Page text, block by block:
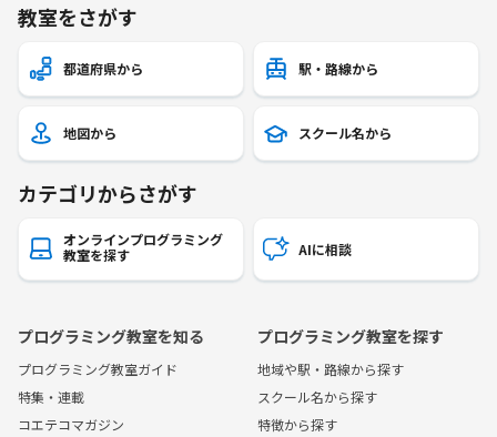
教室をさがす
都道府県から 駅・路線から
地図から スクール名から
カテゴリからさがす
オンラインプログラミング
教室を探す
AIに相談
プログラミング教室を知る
プログラミング教室ガイド
特集・連載
コエテコマガジン
プログラミング教室を探す
地域や駅・路線から探す
スクール名から探す
特徴から探す